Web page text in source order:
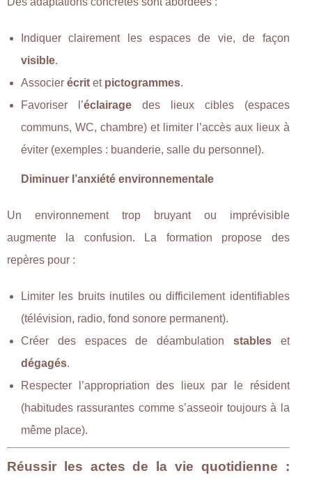
Indiquer clairement les espaces de vie, de façon
visible.
Associer écrit et pictogrammes.
Favoriser l’éclairagedes lieux cibles (espaces
communs, WC, chambre) et limiter l’accès aux lieux à
éviter (exemples : buanderie, salle du personnel).
Diminuer l’anxiété environnementale
Un environnement trop bruyant ou imprévisible
augmente la confusion. La formation propose des
repères pour :
Limiter les bruits inutiles ou difficilement identifiables
(télévision, radio, fond sonore permanent).
Créer des espaces de déambulation stableset
dégagés.
Respecter l’appropriation des lieux par le résident
(habitudes rassurantes comme s’asseoir toujours à la
même place).
Réussir les actes de la vie quotidienne :